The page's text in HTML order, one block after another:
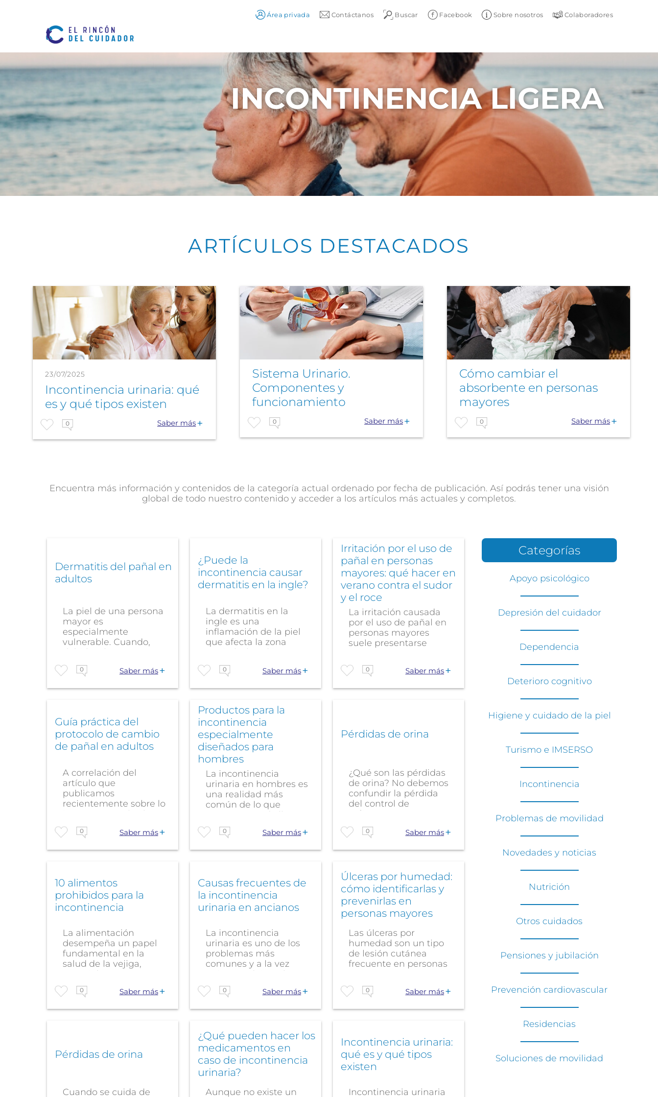
Área privada Contáctanos Buscar Facebook Sobre nosotros Colaboradores
INCONTINENCIA LIGERA
ARTÍCULOS DESTACADOS
23/07/2025
Incontinencia urinaria: qué
es y qué tipos existen
0 Saber más
Sistema Urinario.
Componentes y
funcionamiento
0 Saber más
Cómo cambiar el
absorbente en personas
mayores
0 Saber más
Encuentra más información y contenidos de la categoría actual ordenado por fecha de publicación. Así podrás tener una visión
global de todo nuestro contenido y acceder a los artículos más actuales y completos.
Dermatitis del pañal en
adultos
La piel de una persona
mayor es
especialmente
vulnerable. Cuando,
debido a la
incontinencia o a...
0 Saber más
¿Puede la
incontinencia causar
dermatitis en la ingle?
La dermatitis en la
ingle es una
inflamación de la piel
que afecta la zona
genital y los glúteos....
0 Saber más
Irritación por el uso de
pañal en personas
mayores: qué hacer en
verano contra el sudor
y el roce
La irritación causada
por el uso de pañal en
personas mayores
suele presentarse
0 Saber más
Guía práctica del
protocolo de cambio
de pañal en adultos
A correlación del
artículo que
publicamos
recientemente sobre lo
importante y el valor
que tiene...
0 Saber más
Productos para la
incontinencia
especialmente
diseñados para
hombres
La incontinencia
urinaria en hombres es
una realidad más
común de lo que
parece, y puede llegar
a...
0 Saber más
Pérdidas de orina
¿Qué son las pérdidas
de orina? No debemos
confundir la pérdida
del control de
esfínteres, que...
0 Saber más
10 alimentos
prohibidos para la
incontinencia
La alimentación
desempeña un papel
fundamental en la
salud de la vejiga,
especialmente en...
0 Saber más
Causas frecuentes de
la incontinencia
urinaria en ancianos
La incontinencia
urinaria es uno de los
problemas más
comunes y a la vez
más complejos a los
que...
0 Saber más
Úlceras por humedad:
cómo identificarlas y
prevenirlas en
personas mayores
Las úlceras por
humedad son un tipo
de lesión cutánea
frecuente en personas
dependientes,...
0 Saber más
Pérdidas de orina
Cuando se cuida de
¿Qué pueden hacer los
medicamentos en
caso de incontinencia
urinaria?
Aunque no existe un
Incontinencia urinaria:
qué es y qué tipos
existen
Incontinencia urinaria
Categorías
Apoyo psicológico
Depresión del cuidador
Dependencia
Deterioro cognitivo
Higiene y cuidado de la piel
Turismo e IMSERSO
Incontinencia
Problemas de movilidad
Novedades y noticias
Nutrición
Otros cuidados
Pensiones y jubilación
Prevención cardiovascular
Residencias
Soluciones de movilidad